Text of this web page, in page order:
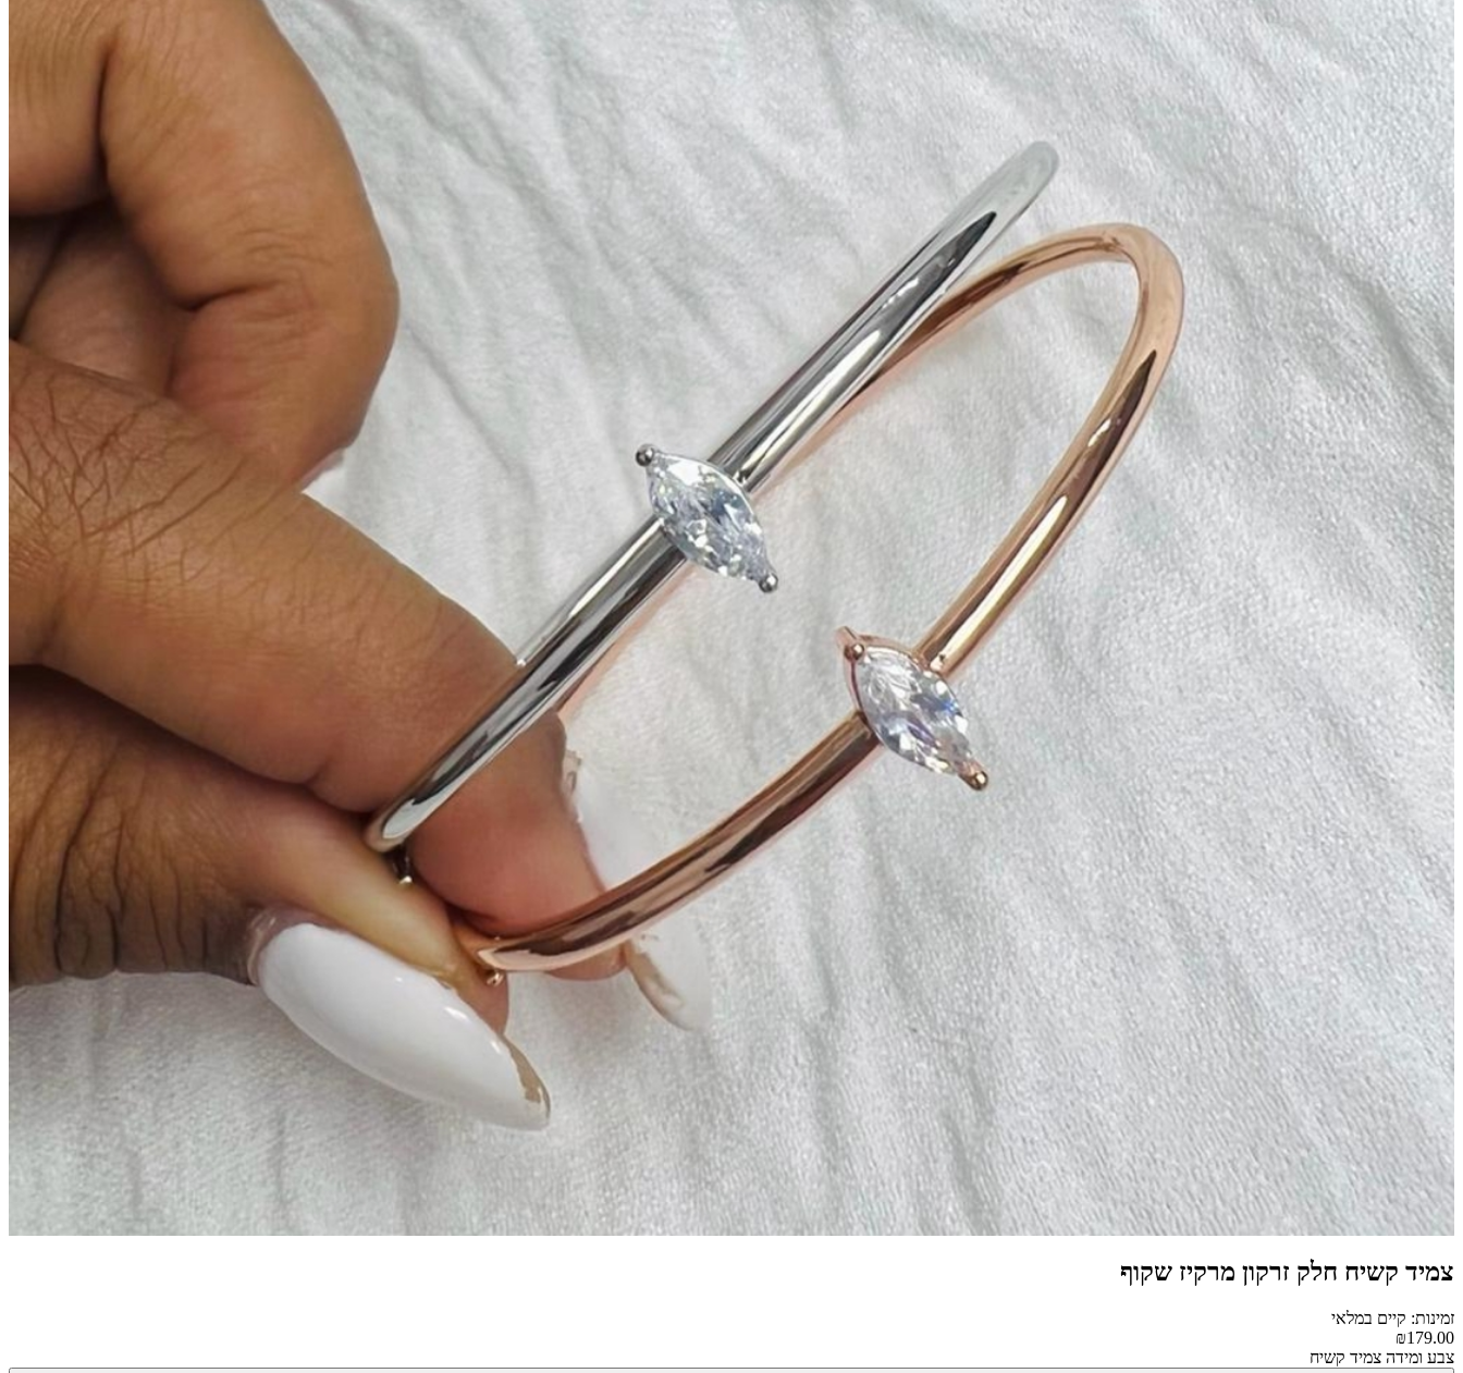
צמיד קשיח חלק זרקון מרקיז שקוף
זמינות: קיים במלאי
₪179.00
צבע ומידה צמיד קשיח